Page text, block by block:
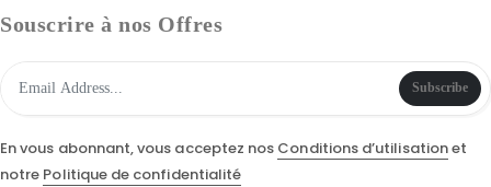
Souscrire à nos Offres
Subscribe
En vous abonnant, vous acceptez nos Conditions d’utilisationet
notre Politique de confidentialité